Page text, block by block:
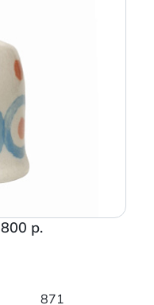
800 р.
871